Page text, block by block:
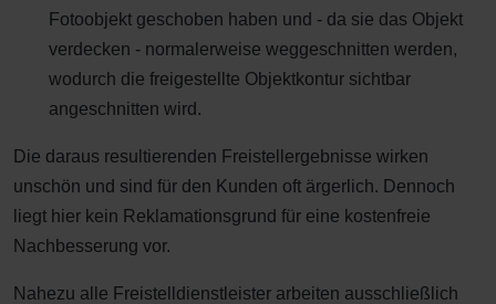
Fotoobjekt geschoben haben und - da sie das Objekt
verdecken - normalerweise weggeschnitten werden,
wodurch die freigestellte Objektkontur sichtbar
angeschnitten wird.
Die daraus resultierenden Freistellergebnisse wirken
unschön und sind für den Kunden oft ärgerlich. Dennoch
liegt hier kein Reklamationsgrund für eine kostenfreie
Nachbesserung vor.
Nahezu alle Freistelldienstleister arbeiten ausschließlich